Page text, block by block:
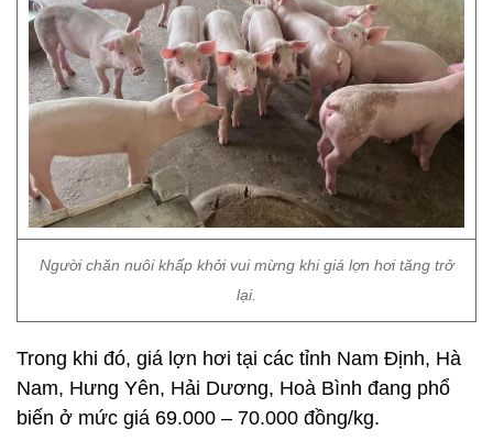
Người chăn nuôi khấp khởi vui mừng khi giá lợn hơi tăng trở
lại.
Trong khi đó, giá lợn hơi tại các tỉnh Nam Định, Hà
Nam, Hưng Yên, Hải Dương, Hoà Bình đang phổ
biến ở mức giá 69.000 – 70.000 đồng/kg.